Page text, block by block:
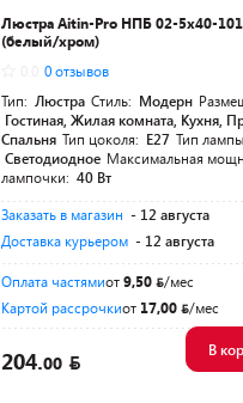
Люстра Aitin-Pro НПБ 02-5x40-
(белый/хром)
0 отзывов
Тип: Люстра Стиль: Модерн
Гостиная, Жилая комната, Кухня,
Спальня Тип цоколя: E27 Тип
Светодиодное Максимальная
лампочки: 40 Вт
Заказать в магазин - 12 августа
Доставка курьером - 12 августа
Оплата частямиот9,50
/мес
Картой рассрочкиот 17,00 /мес
204.00
В